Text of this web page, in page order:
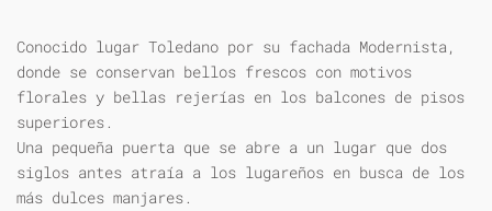
Conocido lugar Toledano por su fachada Modernista,
donde se conservan bellos frescos con motivos
florales y bellas rejerías en los balcones de pisos
superiores.
Una pequeña puerta que se abre a un lugar que dos
siglos antes atraía a los lugareños en busca de los
más dulces manjares.